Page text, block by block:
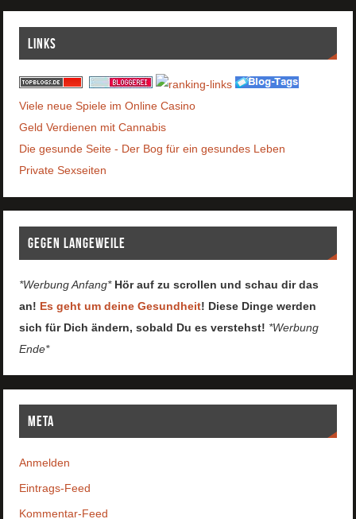
Links
Viele neue Spiele im Online Casino
Geld Verdienen mit Cannabis
Die gesunde Seite - Der Bog für ein gesundes Leben
Private Sexseiten
Gegen Langeweile
*Werbung Anfang* Hör auf zu scrollen und schau dir das
an! Es geht um deine Gesundheit! Diese Dinge werden
sich für Dich ändern, sobald Du es verstehst! *Werbung
Ende*
Meta
Anmelden
Eintrags-Feed
Kommentar-Feed